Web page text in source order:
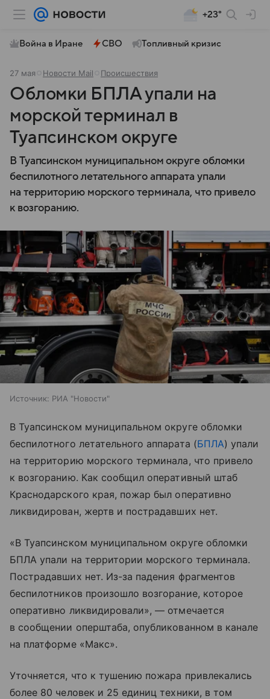
+23°
Война в Иране СВО Топливный кризис
27 мая Новости Mail Происшествия
Обломки БПЛА упали на
морской терминал в
Туапсинском округе
В Туапсинском муниципальном округе обломки
беспилотного летательного аппарата упали
на территорию морского терминала, что привело
к возгоранию.
Источник: РИА "Новости"
В Туапсинском муниципальном округе обломки
беспилотного летательного аппарата (БПЛА) упали
на территорию морского терминала, что привело
к возгоранию. Как сообщил оперативный штаб
Краснодарского края, пожар был оперативно
ликвидирован, жертв и пострадавших нет.
«В Туапсинском муниципальном округе обломки
БПЛА упали на территории морского терминала.
Пострадавших нет. Из-за падения фрагментов
беспилотников произошло возгорание, которое
оперативно ликвидировали», — отмечается
в сообщении оперштаба, опубликованном в канале
на платформе «Макс».
Уточняется, что к тушению пожара привлекались
более 80 человек и 25 единиц техники, в том